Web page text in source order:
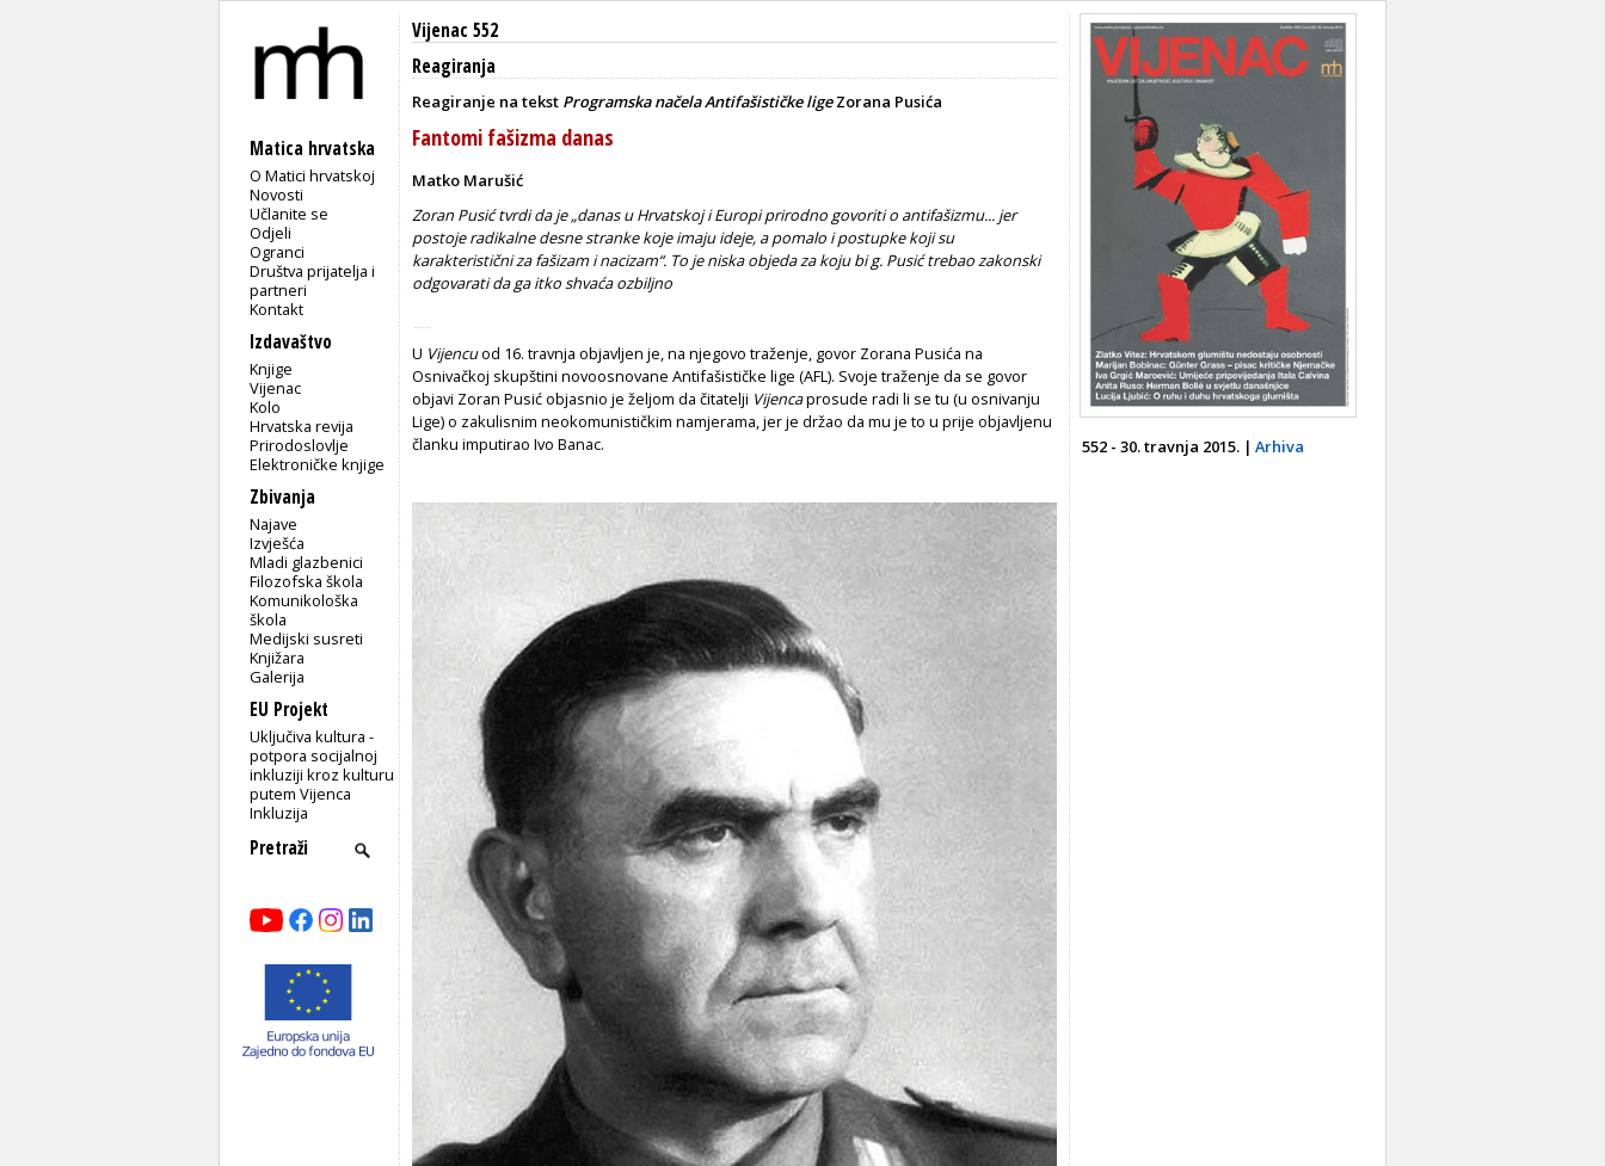
Matica hrvatska
O Matici hrvatskoj
Novosti
Učlanite se
Odjeli
Ogranci
Društva prijatelja i
partneri
Kontakt
Izdavaštvo
Knjige
Vijenac
Kolo
Hrvatska revija
Prirodoslovlje
Elektroničke knjige
Zbivanja
Najave
Izvješća
Mladi glazbenici
Filozofska škola
Komunikološka
škola
Medijski susreti
Knjižara
Galerija
EU Projekt
Uključiva kultura -
potpora socijalnoj
inkluziji kroz kulturu
putem Vijenca
Inkluzija
Vijenac 552
Reagiranja
Reagiranje na tekst Programska načela Antifašističke ligeZorana Pusića
Fantomi fašizma danas
Matko Marušić
Zoran Pusić tvrdi da je „danas u Hrvatskoj i Europi prirodno govoriti o antifašizmu... jer
postoje radikalne desne stranke koje imaju ideje, a pomalo i postupke koji su
karakteristični za fašizam i nacizam“. To je niska objeda za koju bi g. Pusić trebao zakonski
odgovarati da ga itko shvaća ozbiljno
U Vijencuod 16. travnja objavljen je, na njegovo traženje, govor Zorana Pusića na
Osnivačkoj skupštini novoosnovane Antifašističke lige (AFL). Svoje traženje da se govor
objavi Zoran Pusić objasnio je željom da čitatelji Vijencaprosude radi li se tu (u osnivanju
Lige) o zakulisnim neokomunističkim namjerama, jer je držao da mu je to u prije objavljenu
članku imputirao Ivo Banac.
552 - 30. travnja 2015. | Arhiva